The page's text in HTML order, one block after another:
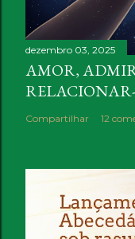
dezembro 03, 2025
AMOR,
Compartilhar 12